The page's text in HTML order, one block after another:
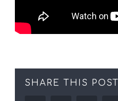
SHARE THIS POST